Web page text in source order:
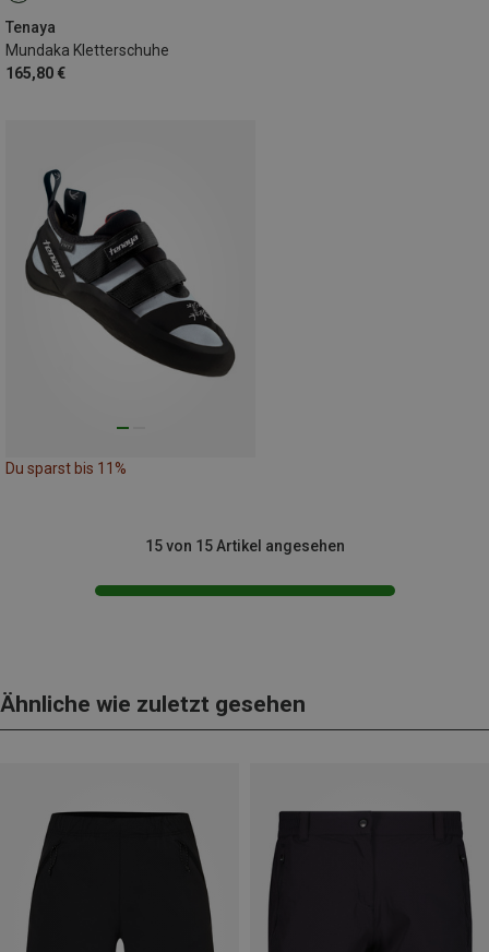
Tenaya
Mundaka Kletterschuhe
165,80 €
Du sparst bis 11%
15 von 15 Artikel angesehen
Ähnliche wie zuletzt gesehen